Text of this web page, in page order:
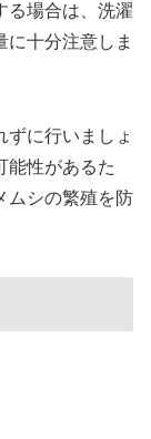
る場合は、洗濯
十分注意しま
ずに行いましょ
能性があるた
ムシの繁殖を防